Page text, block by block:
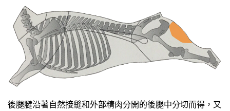
後腿腱沿著自然接縫和外部精肉分開的後腿中分切而得，又